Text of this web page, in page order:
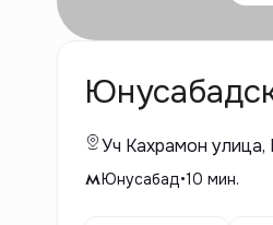
Уч Кахрамон
Юнусабад•10 мин.